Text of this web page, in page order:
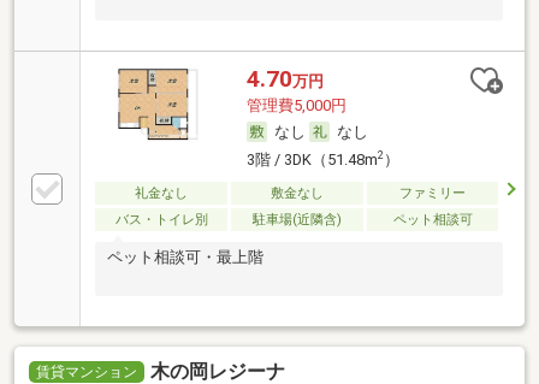
4.70万円
管理費5,000円
なし
なし
3階 / 3DK（51.48m2）
礼金なし 敷金なし
ファミリー
バス・トイレ別
駐車場(近隣含) ペット相談可
ペット相談可・最上階
賃貸マンション 木の岡レジーナ